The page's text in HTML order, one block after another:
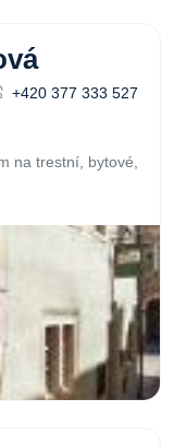
+420 377 333 527
na trestní, bytové,